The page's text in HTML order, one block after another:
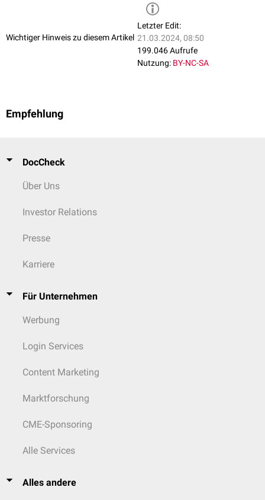
Wichtiger Hinweis zu diesem Artikel
Letzter Edit:
21.03.2024, 08:50
199.046 Aufrufe
Nutzung: BY-NC-SA
Empfehlung
DocCheck
Über Uns
Investor Relations
Presse
Karriere
Für Unternehmen
Werbung
Login Services
Content Marketing
Marktforschung
CME-Sponsoring
Alle Services
Alles andere